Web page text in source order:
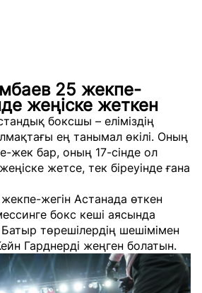
25 жекпе-
жеңіске жеткен
боксшы – еліміздің
ең танымал өкілі. Оның
жек бар, оның 17-сінде ол
жетсе, тек біреуінде ғана
жегін Астанада өткен
бокс кеші аясында
Батыр төрешілердің шешімімен
Гарднерді жеңген болатын.